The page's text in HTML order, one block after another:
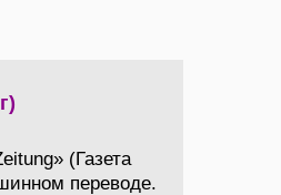
(Газета
переводе.